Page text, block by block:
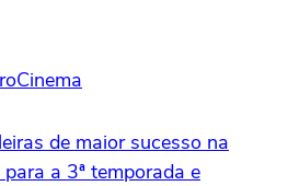
de maior sucesso na
a 3ª temporada e